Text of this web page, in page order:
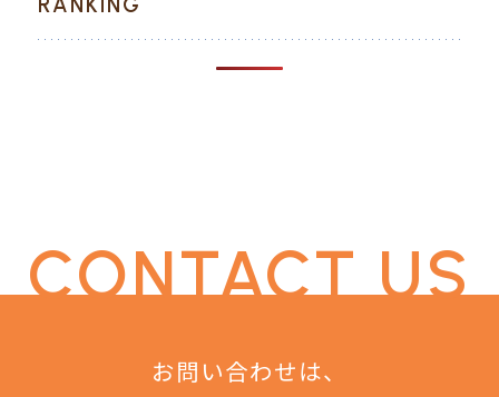
RANKING
CONTACT US
お問い合わせは、